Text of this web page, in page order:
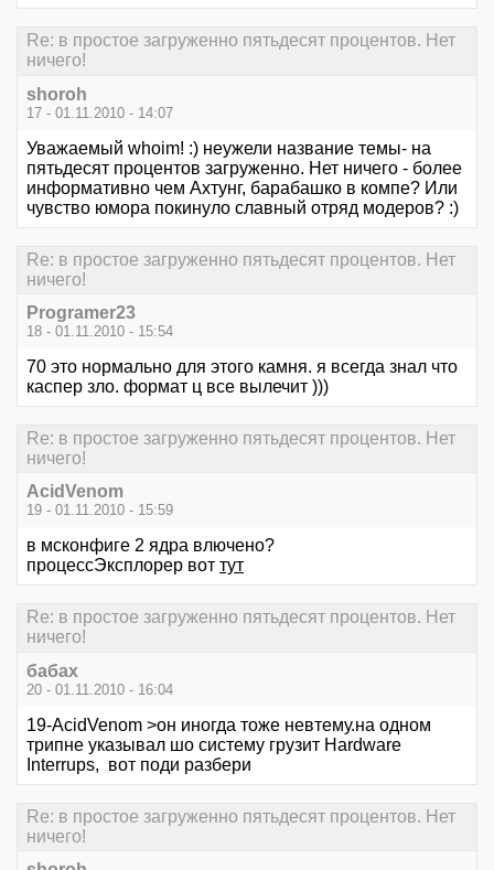
Re: в простое загруженно пятьдесят процентов. Нет
ничего!
shoroh
17 - 01.11.2010 - 14:07
Уважаемый whoim! :) неужели название темы- на
пятьдесят процентов загруженно. Нет ничего - более
информативно чем Ахтунг, барабашко в компе? Или
чувство юмора покинуло славный отряд модеров? :)
Re: в простое загруженно пятьдесят процентов. Нет
ничего!
Programer23
18 - 01.11.2010 - 15:54
70 это нормально для этого камня. я всегда знал что
каспер зло. формат ц все вылечит )))
Re: в простое загруженно пятьдесят процентов. Нет
ничего!
AcidVenom
19 - 01.11.2010 - 15:59
в мсконфиге 2 ядра влючено?
процессЭксплорер вот тут
Re: в простое загруженно пятьдесят процентов. Нет
ничего!
бабах
20 - 01.11.2010 - 16:04
19-AcidVenom >он иногда тоже невтему.на одном
трипне указывал шо систему грузит Hardware
Interrups, вот поди разбери
Re: в простое загруженно пятьдесят процентов. Нет
ничего!